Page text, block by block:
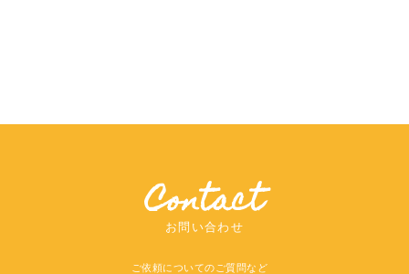
Contact
お問い合わせ
ご依頼についてのご質問など